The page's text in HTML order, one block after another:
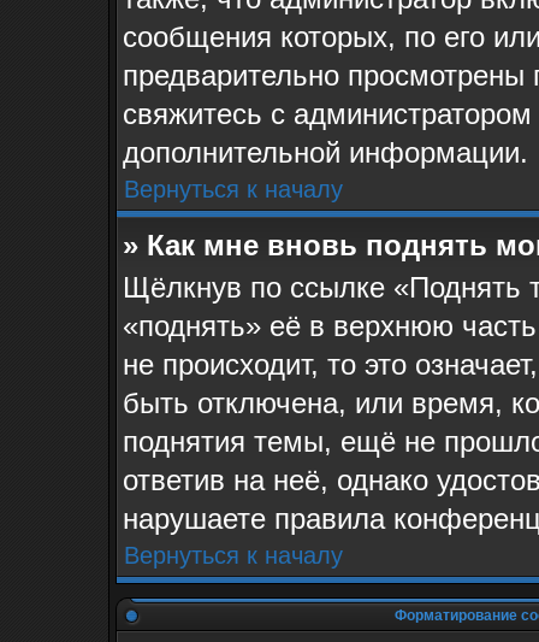
сообщения которых, по его
предварительно
свяжитесь с
дополнительной информации.
Вернуться к началу
» Как мне вновь поднять
Щёлкнув по ссылке «Поднять
«поднять» её в верхнюю
не происходит, то это
быть отключена, или время,
поднятия темы, ещё не
ответив на неё, однако
нарушаете правила
Вернуться к началу
Форматирование